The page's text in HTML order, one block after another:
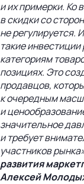
и их примерки. Ко
в скидки со
не регулируется.
такие
категориям
позициях. Это
продавцов,
к очередным
и
значительное
и требует
участников
развития
Алексей